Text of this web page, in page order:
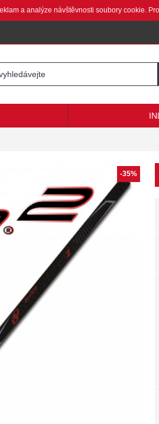
a analýze návštěvnosti soubory cookie.
-35%